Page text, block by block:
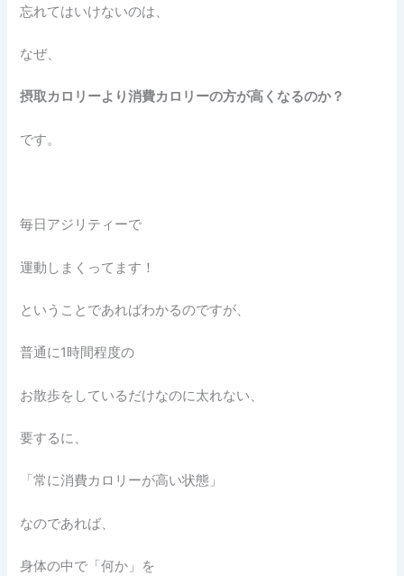
忘れてはいけないのは、
なぜ、
摂取カロリーより消費カロリーの方が高くなるのか？
です。
毎日アジリティーで
運動しまくってます！
ということであればわかるのですが、
普通に1時間程度の
お散歩をしているだけなのに太れない、
要するに、
「常に消費カロリーが高い状態」
なのであれば、
身体の中で「何か」を